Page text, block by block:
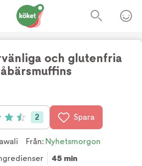
och glutenfria
av 5 (2 röster)
2 Spara
Från: Nyhetsmorgon
45 min